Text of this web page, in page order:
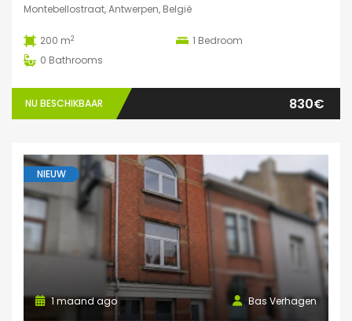
Montebellostraat, Antwerpen, België
200 m2 1 Bedroom
0 Bathrooms
NU BESCHIKBAAR 830€
NIEUW
Bas Verhagen
1 maand ago